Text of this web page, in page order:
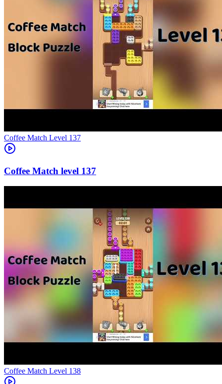
Level 137
137
Level 138